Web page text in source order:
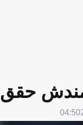
مندش
04:50